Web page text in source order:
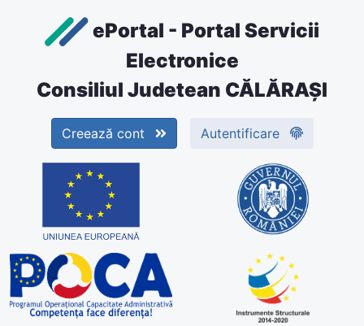
ePortal - Portal Servicii
Electronice
Consiliul Judetean CĂLĂRAŞI
Creează cont Autentificare